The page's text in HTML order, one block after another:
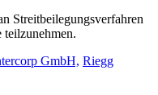
Streitbeilegungsverfahren
teilzunehmen.
GmbH, Riegg